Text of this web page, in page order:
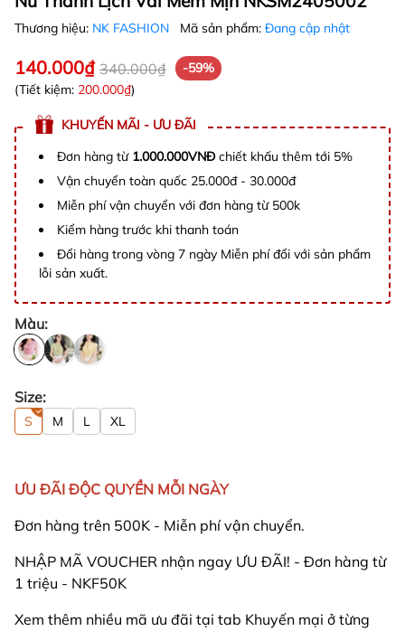
Thương hiệu: NK FASHION Mã sản phẩm: Đang cập nhật
140.000₫ 340.000₫
-59%
(Tiết kiệm: 200.000₫)
KHUYẾN MÃI - ƯU ĐÃI
Đơn hàng từ 1.000.000VNĐchiết khấu thêm tới 5%
Vận chuyển toàn quốc 25.000đ - 30.000đ
Miễn phí vận chuyển với đơn hàng từ 500k
Kiểm hàng trước khi thanh toán
Đổi hàng trong vòng 7 ngày Miễn phí đổi với sản phẩm
lỗi sản xuất.
Màu:
Size:
S M L XL
ƯU ĐÃI ĐỘC QUYỀN MỖI NGÀY
Đơn hàng trên 500K - Miễn phí vận chuyển.
NHẬP MÃ VOUCHER nhận ngay ƯU ĐÃI! - Đơn hàng từ
1 triệu - NKF50K
Xem thêm nhiều mã ưu đãi tại tab Khuyến mại ở từng